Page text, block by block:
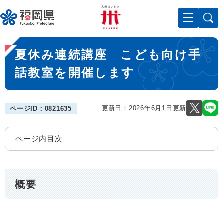
ー
ジ
先
頭
。
メニューを飛ばして本文へ
本
文
夏休み連続講座 こども向け手
話教室を開催します
ページID：0821635 更新日：2026年6月1日更新
ページ内目次
概要